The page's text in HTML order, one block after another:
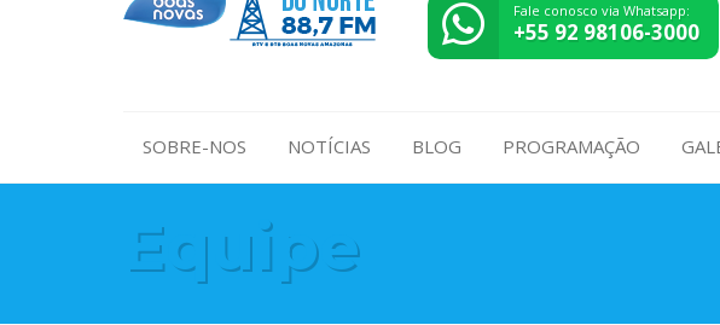
Fale conosco via Whatsapp:
+55 92 98106-3000
SOBRE-NOS NOTÍCIAS BLOG PROGRAMAÇÃO
Equipe